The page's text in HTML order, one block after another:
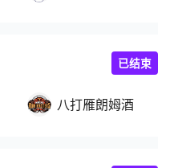
八打雁朗姆酒
已结束